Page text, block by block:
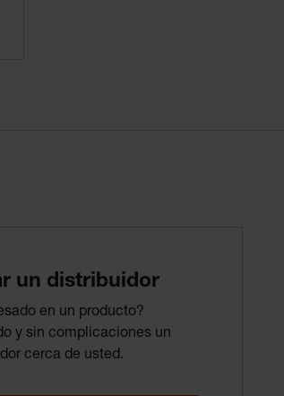
un­ distribuidor
en un producto?
y sin complicaciones un
cerca de usted.